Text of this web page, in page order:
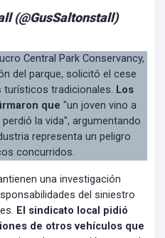
(@GusSaltonstall)
Central Park Conservancy,
del parque, solicitó el cese
tradicionales. Los
que "un joven vino a
la vida", argumentando
representa un peligro
concurridos.
una investigación
del siniestro
El sindicato local pidió
de otros vehículos que